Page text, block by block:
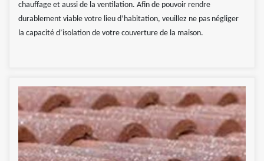
chauffage et aussi de la ventilation. Afin de pouvoir rendre
durablement viable votre lieu d’habitation, veuillez ne pas négliger
la capacité d’isolation de votre couverture de la maison.